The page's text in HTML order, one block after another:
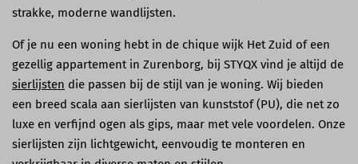
strakke, moderne wandlijsten.
Of je nu een woning hebt in de chique wijk Het Zuid of een
gezellig appartement in Zurenborg, bij STYQX vind je altijd de
sierlijsten die passen bij de stijl van je woning. Wij bieden
een breed scala aan sierlijsten van kunststof (PU), die net zo
luxe en verfijnd ogen als gips, maar met vele voordelen. Onze
sierlijsten zijn lichtgewicht, eenvoudig te monteren en